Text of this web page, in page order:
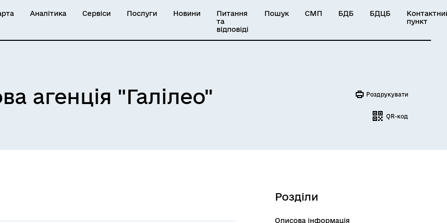
Аналітика Сервіси Послуги Новини
Питання
та
відповіді
Пошук СМП БДБ БДЦБ
пункт
агенція "Галілео" Роздрукувати
QR-код
Розділи
Описова інформація